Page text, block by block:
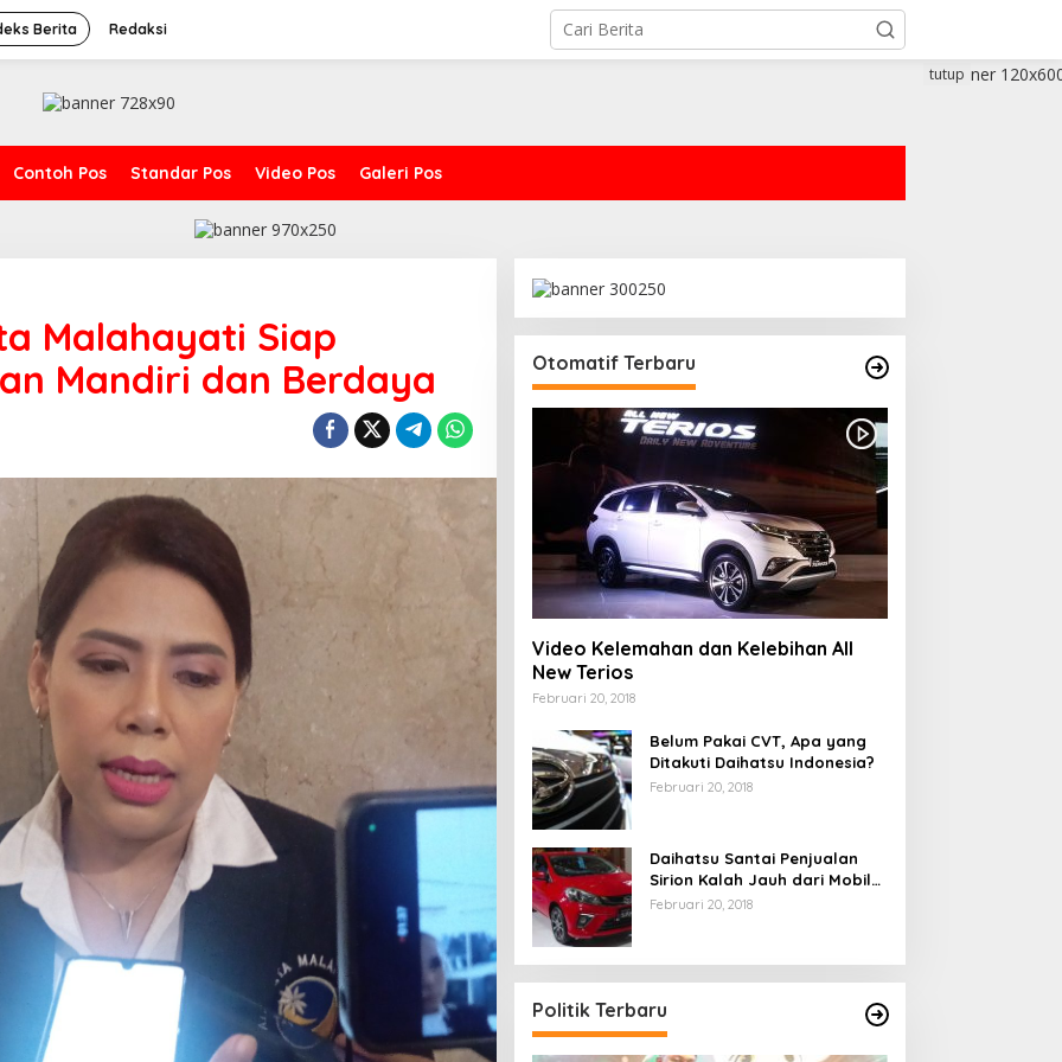
Berita Redaksi
Contoh Pos Standar Pos Video Pos Galeri Pos
tutup
Malahayati Siap
Mandiri dan Berdaya
Otomatif Terbaru
Video Kelemahan dan Kelebihan All
New Terios
Februari 20, 2018
Belum Pakai CVT, Apa yang
Ditakuti Daihatsu Indonesia?
Februari 20, 2018
Daihatsu Santai Penjualan
Sirion Kalah Jauh dari Mobil
LCGC
Februari 20, 2018
Politik Terbaru